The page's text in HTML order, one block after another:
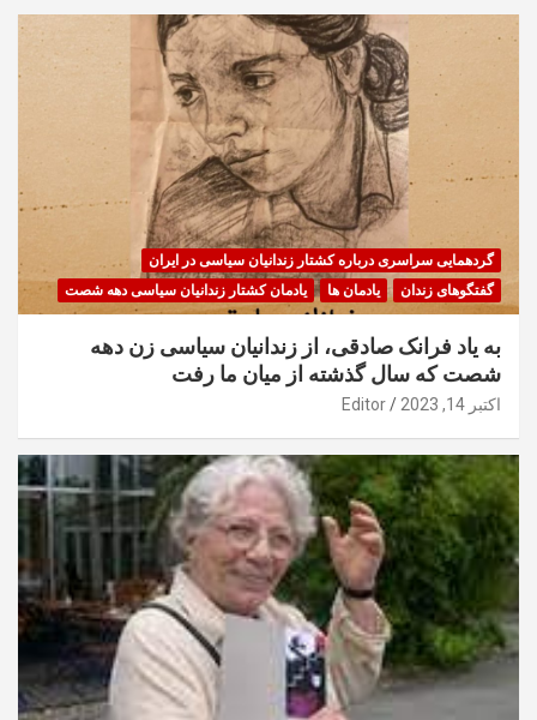
گردهمایی سراسری درباره کشتار زندانیان سیاسی در ایران
گفتگوهای زندان
یادمان ها یادمان کشتار زندانیان سیاسی دهه شصت
به یاد فرانک صادقی، از زندانیان سیاسی زن دهه
شصت که سال گذشته از میان ما رفت
اکتبر 14, 2023 Editor